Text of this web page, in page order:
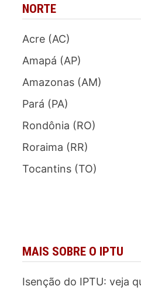
NORTE
Acre (AC)
Amapá (AP)
Amazonas (AM)
Pará (PA)
Rondônia (RO)
Roraima (RR)
Tocantins (TO)
MAIS SOBRE O IPTU
Isenção do IPTU: veja